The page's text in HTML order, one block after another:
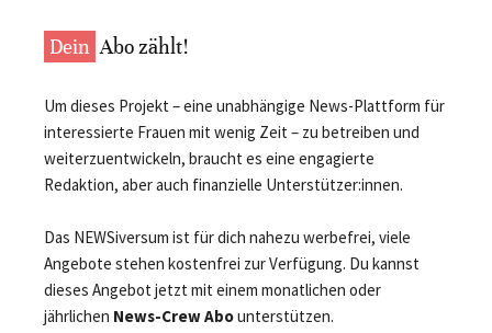
Dein Abo zählt!
Um dieses Projekt – eine unabhängige News-Plattform für
interessierte Frauen mit wenig Zeit – zu betreiben und
weiterzuentwickeln, braucht es eine engagierte
Redaktion, aber auch finanzielle Unterstützer:innen.
Das NEWSiversum ist für dich nahezu werbefrei, viele
Angebote stehen kostenfrei zur Verfügung. Du kannst
dieses Angebot jetzt mit einem monatlichen oder
jährlichen News-Crew Abounterstützen.